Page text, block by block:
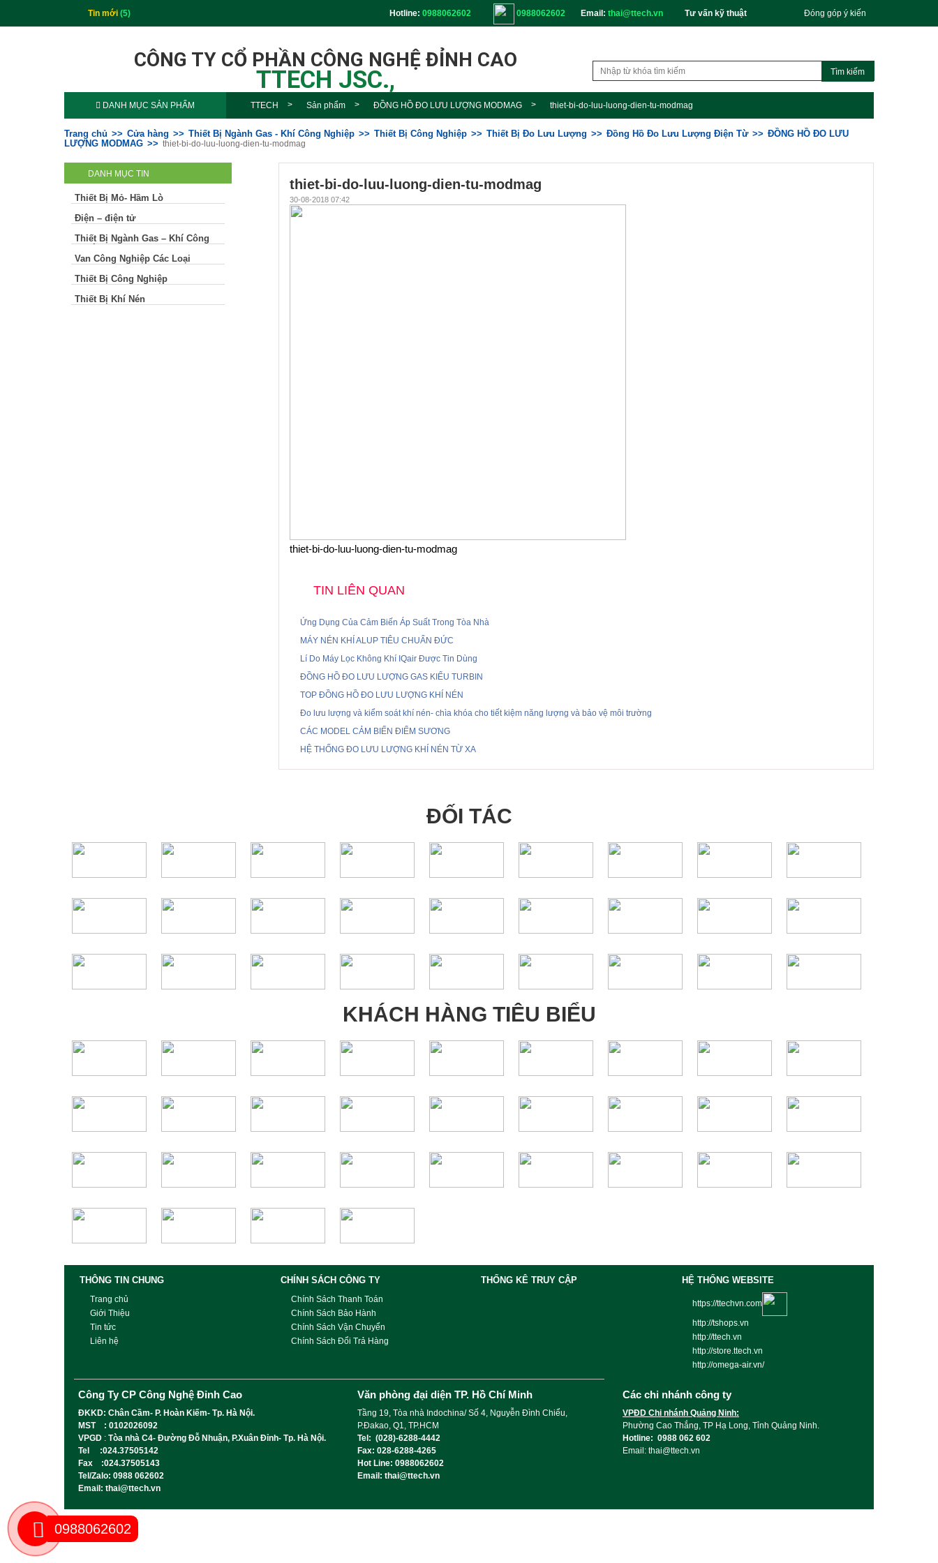
Tin mới (5) Hotline: 0988062602 0988062602 Email: thai@ttech.vn Tư vấn kỹ thuật Đóng góp ý kiến
CÔNG TY CỔ PHẦN CÔNG NGHỆ ĐỈNH CAO
TTECH JSC.,
DANH MỤC SẢN PHẨM TTECH Sản phẩm ĐỒNG HỒ ĐO LƯU LƯỢNG MODMAG thiet-bi-do-luu-luong-dien-tu-modmag
Trang chủ Cửa hàng Thiết Bị Ngành Gas - Khí Công Nghiệp Thiết Bị Công Nghiệp Thiết Bị Đo Lưu Lượng Đồng Hồ Đo Lưu Lượng Điện Từ
ĐỒNG HỒ ĐO LƯU
LƯỢNG MODMAG
thiet-bi-do-luu-luong-dien-tu-modmag
DANH MỤC TIN
Thiết Bị Mỏ- Hầm Lò
Điện – điện tử
Thiết Bị Ngành Gas – Khí Công
Van Công Nghiệp Các Loại
Thiết Bị Công Nghiệp
Thiết Bị Khí Nén
thiet-bi-do-luu-luong-dien-tu-modmag
30-08-2018 07:42
thiet-bi-do-luu-luong-dien-tu-modmag
TIN LIÊN QUAN
Ứng Dụng Của Cảm Biến Áp Suất Trong Tòa Nhà
MÁY NÉN KHÍ ALUP TIÊU CHUẨN ĐỨC
Lí Do Máy Lọc Không Khí IQair Được Tin Dùng
ĐỒNG HỒ ĐO LƯU LƯỢNG GAS KIỂU TURBIN
TOP ĐỒNG HỒ ĐO LƯU LƯỢNG KHÍ NÉN
Đo lưu lượng và kiểm soát khí nén- chìa khóa cho tiết kiệm năng lượng và bảo vệ môi trường
CÁC MODEL CẢM BIẾN ĐIỂM SƯƠNG
HỆ THỐNG ĐO LƯU LƯỢNG KHÍ NÉN TỪ XA
ĐỐI TÁC
KHÁCH HÀNG TIÊU BIỂU
THÔNG TIN CHUNG
Trang chủ
Giới Thiệu
Tin tức
Liên hệ
CHÍNH SÁCH CÔNG TY
Chính Sách Thanh Toán
Chính Sách Bảo Hành
Chính Sách Vận Chuyển
Chính Sách Đổi Trả Hàng
THỐNG KÊ TRUY CẬP HỆ THỐNG WEBSITE
https://ttechvn.com
http://tshops.vn
http://ttech.vn
http://store.ttech.vn
http://omega-air.vn/
Công Ty CP Công Nghệ Đỉnh Cao
ĐKKD: Chân Cầm- P. Hoàn Kiếm- Tp. Hà Nội.
MST : 0102026092
VPGD : Tòa nhà C4- Đường Đỗ Nhuận, P.Xuân Đỉnh- Tp. Hà Nội.
Tel :024.37505142
Fax :024.37505143
Tel/Zalo: 0988 062602
Email: thai@ttech.vn
Văn phòng đại diện TP. Hồ Chí Minh
Tầng 19, Tòa nhà Indochina/ Số 4, Nguyễn Đình Chiểu,
P.Đakao, Q1, TP.HCM
Tel: (028)-6288-4442
Fax: 028-6288-4265
Hot Line: 0988062602
Email: thai@ttech.vn
Các chi nhánh công ty
VPĐD Chi nhánh Quảng Ninh:
Phường Cao Thắng, TP Hạ Long, Tỉnh Quảng Ninh.
Hotline: 0988 062 602
Email: thai@ttech.vn
0988062602